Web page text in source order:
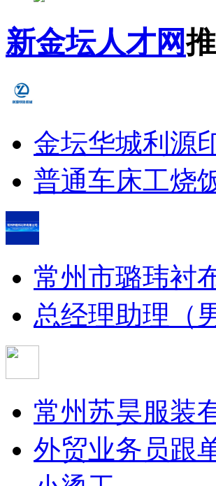
新金坛人才网
金坛华城利源
普通车床工烧
常州市璐玮衬
总经理助理（
常州苏昊服装
外贸业务员跟